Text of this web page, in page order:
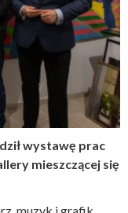
wystawę prac
mieszczącej się